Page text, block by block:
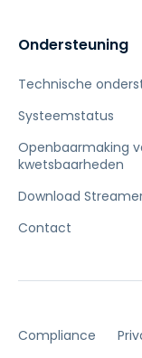
Ondersteuning
Technische
Systeemstatus
Openbaarmaking
kwetsbaarheden
Download
Contact
Compliance